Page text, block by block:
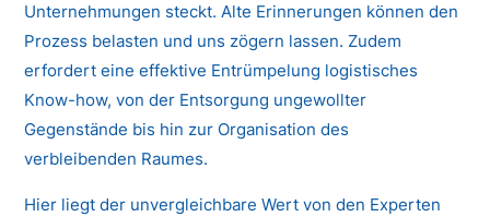
Unternehmungen steckt. Alte Erinnerungen können den
Prozess belasten und uns zögern lassen. Zudem
erfordert eine effektive Entrümpelung logistisches
Know-how, von der Entsorgung ungewollter
Gegenstände bis hin zur Organisation des
verbleibenden Raumes.
Hier liegt der unvergleichbare Wert von den Experten